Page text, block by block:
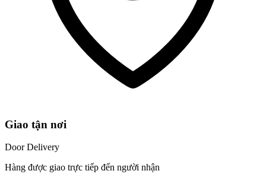
Giao tận nơi
Door Delivery
Hàng được giao trực tiếp đến người nhận